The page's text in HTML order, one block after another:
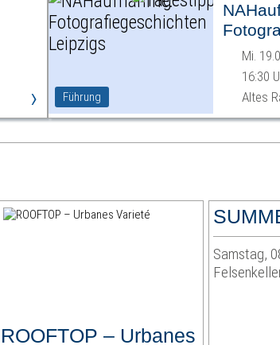
› Führung
Mi.
16:30
Altes
ROOFTOP – Urbanes
Samstag,